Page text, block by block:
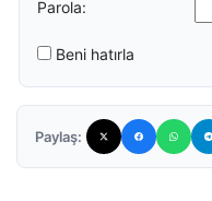
Parola:
Beni hatırla
Paylaş: